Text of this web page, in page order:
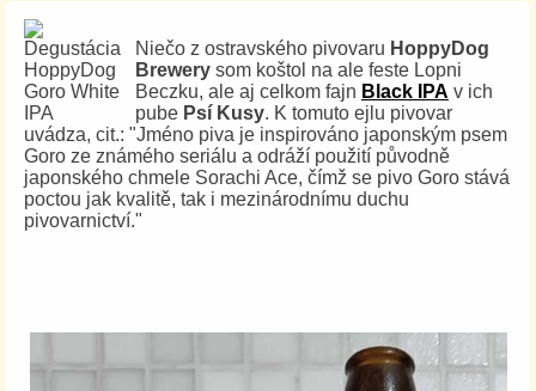
Niečo z ostravského pivovaru HoppyDog
Brewery som koštol na ale feste Lopni
Beczku, ale aj celkom fajn Black IPA v ich
pube Psí Kusy. K tomuto ejlu pivovar
uvádza, cit.: "Jméno piva je inspirováno japonským psem
Goro ze známého seriálu a odráží použití původně
japonského chmele Sorachi Ace, čímž se pivo Goro stává
poctou jak kvalitě, tak i mezinárodnímu duchu
pivovarnictví."